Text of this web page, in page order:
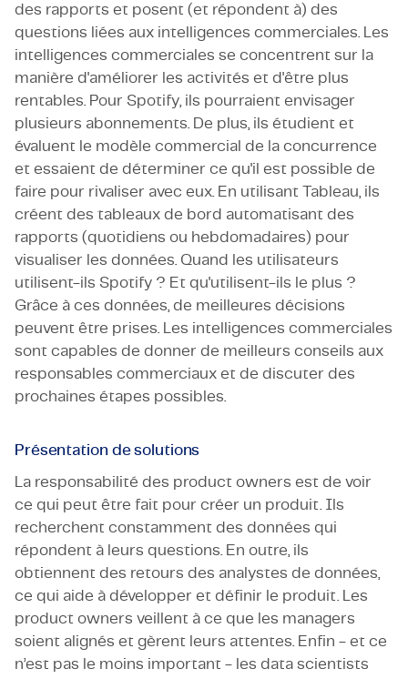
des rapports et posent (et répondent à) des
questions liées aux intelligences commerciales. Les
intelligences commerciales se concentrent sur la
manière d'améliorer les activités et d'être plus
rentables. Pour Spotify, ils pourraient envisager
plusieurs abonnements. De plus, ils étudient et
évaluent le modèle commercial de la concurrence
et essaient de déterminer ce qu'il est possible de
faire pour rivaliser avec eux. En utilisant Tableau, ils
créent des tableaux de bord automatisant des
rapports (quotidiens ou hebdomadaires) pour
visualiser les données. Quand les utilisateurs
utilisent-ils Spotify ? Et qu'utilisent-ils le plus ?
Grâce à ces données, de meilleures décisions
peuvent être prises. Les intelligences commerciales
sont capables de donner de meilleurs conseils aux
responsables commerciaux et de discuter des
prochaines étapes possibles.
Présentation de solutions
La responsabilité des product owners est de voir
ce qui peut être fait pour créer un produit. Ils
recherchent constamment des données qui
répondent à leurs questions. En outre, ils
obtiennent des retours des analystes de données,
ce qui aide à développer et définir le produit. Les
product owners veillent à ce que les managers
soient alignés et gèrent leurs attentes. Enfin - et ce
n’est pas le moins important - les data scientists